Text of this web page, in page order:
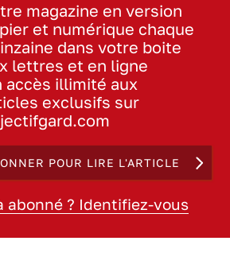
magazine en version
et numérique chaque
dans votre boite
lettres et en ligne
accès illimité aux
exclusifs sur
POUR LIRE L'ARTICLE
abonné ? Identifiez-vous